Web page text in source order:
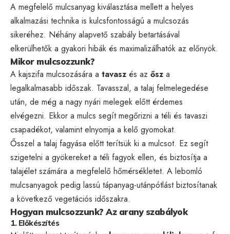
A megfelelő mulcsanyag kiválasztása mellett a helyes
alkalmazási technika is kulcsfontosságú a mulcsozás
sikeréhez. Néhány alapvető szabály betartásával
elkerülhetők a gyakori hibák és maximalizálhatók az előnyök.
Mikor mulcsozzunk?
A kajszifa mulcsozására a tavasz és az ősz a
legalkalmasabb időszak. Tavasszal, a talaj felmelegedése
után, de még a nagy nyári melegek előtt érdemes
elvégezni. Ekkor a mulcs segít megőrizni a téli és tavaszi
csapadékot, valamint elnyomja a kelő gyomokat.
Ősszel a talaj fagyása előtt terítsük ki a mulcsot. Ez segít
szigetelni a gyökereket a téli fagyok ellen, és biztosítja a
talajélet számára a megfelelő hőmérsékletet. A lebomló
mulcsanyagok pedig lassú tápanyag-utánpótlást biztosítanak
a következő vegetációs időszakra.
Hogyan mulcsozzunk? Az arany szabályok
1. Előkészítés